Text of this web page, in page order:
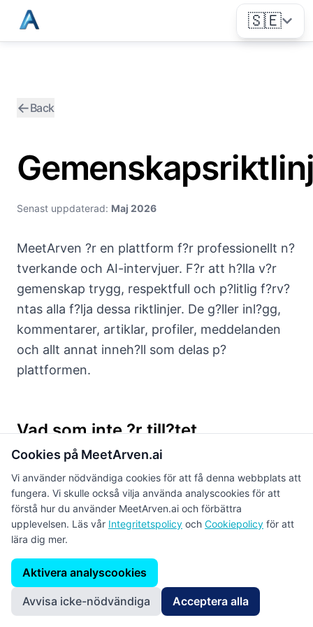
🇸🇪
←Back
Senast uppdaterad: Maj 2026
MeetArven ?r en plattform f?r professionellt n?
tverkande och AI-intervjuer. F?r att h?lla v?r
gemenskap trygg, respektfull och p?litlig f?rv?
ntas alla f?lja dessa riktlinjer. De g?ller inl?gg,
kommentarer, artiklar, profiler, meddelanden
och allt annat inneh?ll som delas p?
plattformen.
Vad som inte ?r till?tet
F?ljande inneh?ll och beteende ?r inte till?tet p?
MeetArven:
Spam och vilseledande inneh?ll
Upprepat, vilseledande eller o?nskat
reklaminneh?ll, falskt engagemang och bedr?
gerier.
Cookies på MeetArven.ai
Vi använder nödvändiga cookies för att få denna webbplats att
fungera. Vi skulle också vilja använda analyscookies för att
förstå hur du använder MeetArven.ai och förbättra
upplevelsen. Läs vår Integritetspolicy och Cookiepolicy för att
lära dig mer.
Aktivera analyscookies
Avvisa icke-nödvändiga Acceptera alla